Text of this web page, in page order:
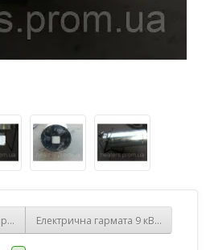
3 кВт 220 Ст.
Електрична гармата 9 кВт. 380 Ст.